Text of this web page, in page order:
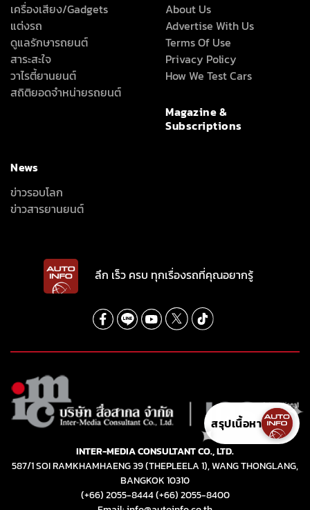
✦สรุปเนื้อหา
เครื่องเสียง/Gadgets
แต่งรถ
ดูแลรักษารถยนต์
สาระสะใจ
วาไรตี้ยานยนต์
สถิติยอดจำหน่ายรถยนต์
About Us
Advertise With Us
Terms Of Use
Privacy Policy
How We Test Cars
Magazine &
Subscriptions
News
ข่าวรอบโลก
ข่าวสารยานยนต์
ลึก เร็ว ครบ ทุกเรื่องรถที่คุณอยากรู้
INTER-MEDIA CONSULTANT CO., LTD.
587/1 SOI RAMKHAMHAENG 39 (THEPLEELA 1), WANG THONGLANG,
BANGKOK 10310
(+66) 2055-8444(+66) 2055-8400